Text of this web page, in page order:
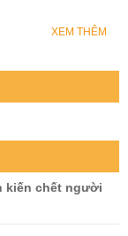
XEM THÊM
kiến chết người